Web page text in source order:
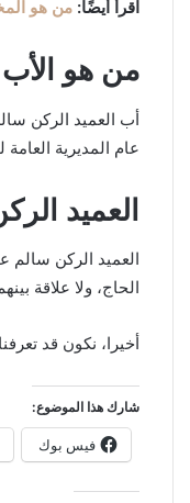
اقرأ أيضًا: من هو
من هو الأب
أب العميد الركن
عام المديرية العامة
العميد
العميد الركن سالم
الحاج، ولا علاقة
أخيرا، نكون قد
شارك هذا الموضوع:
فيس بوك